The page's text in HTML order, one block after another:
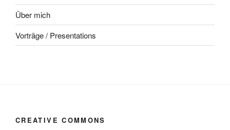
Über mich
Vorträge / Presentations
CREATIVE COMMONS